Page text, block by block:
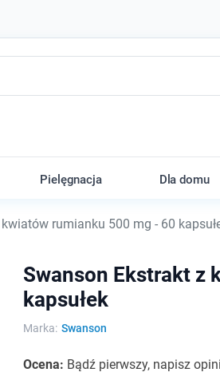
Pielęgnacja Dla domu
rumianku 500 mg - 60
Swanson Ekstrakt z
kapsułek
Marka: Swanson
Ocena: Bądź pierwszy, napisz